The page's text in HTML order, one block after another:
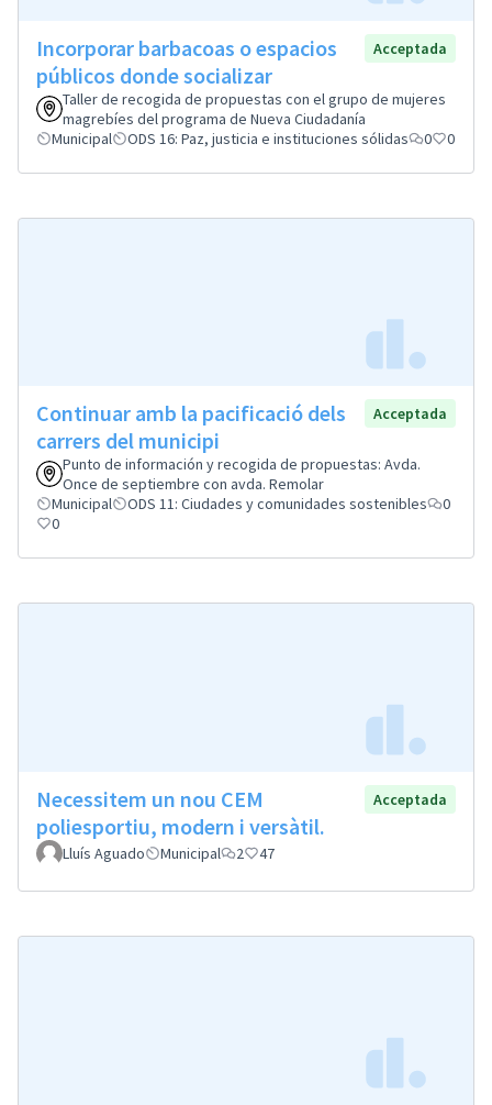
Incorporar barbacoas o espacios
públicos donde socializar
Acceptada
Taller de recogida de propuestas con el grupo de mujeres
magrebíes del programa de Nueva Ciudadanía
Municipal
ODS 16: Paz, justicia e instituciones sólidas 0 0
Continuar amb la pacificació dels
carrers del municipi
Acceptada
Punto de información y recogida de propuestas: Avda.
Once de septiembre con avda. Remolar
Municipal
ODS 11: Ciudades y comunidades sostenibles
0
0
Necessitem un nou CEM
poliesportiu, modern i versàtil.
Acceptada
Lluís Aguado Municipal 2 47